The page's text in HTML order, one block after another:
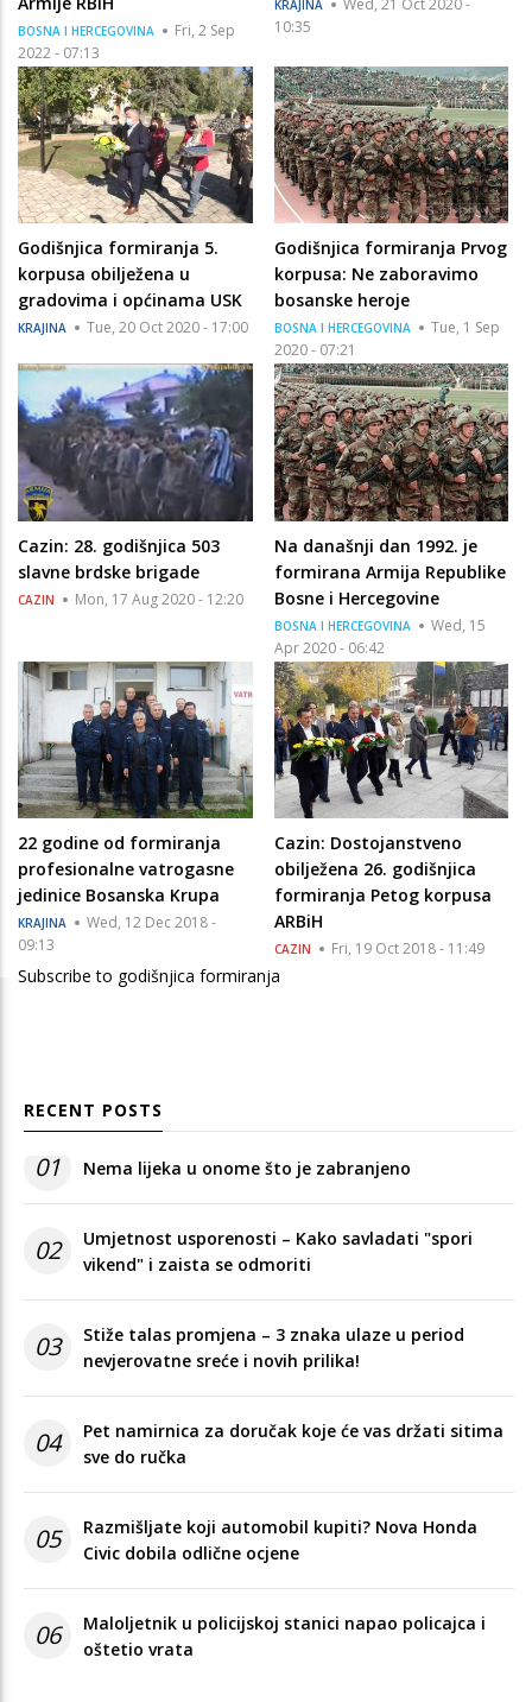
BOSNA I HERCEGOVINA
Fri, 2 Sep
2022 - 07:13
KRAJINA
10:35
Godišnjica formiranja 5.
korpusa obilježena u
gradovima i općinama USK
KRAJINA Tue, 20 Oct 2020 - 17:00
Godišnjica formiranja Prvog
korpusa: Ne zaboravimo
bosanske heroje
BOSNA I HERCEGOVINA
Tue, 1 Sep
2020 - 07:21
Cazin: 28. godišnjica 503
slavne brdske brigade
CAZIN Mon, 17 Aug 2020 - 12:20
Na današnji dan 1992. je
formirana Armija Republike
Bosne i Hercegovine
BOSNA I HERCEGOVINA
Wed, 15
Apr 2020 - 06:42
22 godine od formiranja
profesionalne vatrogasne
jedinice Bosanska Krupa
KRAJINA
Wed, 12 Dec 2018 -
09:13
Cazin: Dostojanstveno
obilježena 26. godišnjica
formiranja Petog korpusa
ARBiH
CAZIN Fri, 19 Oct 2018 - 11:49
Subscribe to godišnjica formiranja
RECENT POSTS
01 Nema lijeka u onome što je zabranjeno
02
Umjetnost usporenosti – Kako savladati "spori
vikend" i zaista se odmoriti
03
Stiže talas promjena – 3 znaka ulaze u period
nevjerovatne sreće i novih prilika!
04
Pet namirnica za doručak koje će vas držati sitima
sve do ručka
05
Razmišljate koji automobil kupiti? Nova Honda
Civic dobila odlične ocjene
06
Maloljetnik u policijskoj stanici napao policajca i
oštetio vrata